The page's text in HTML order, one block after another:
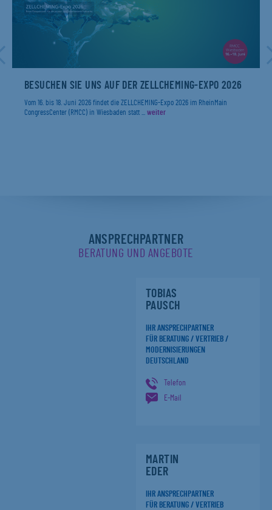
BESUCHEN SIE UNS AUF DER ZELLCHEMING-EXPO 2026
Vom 16. bis 18. Juni 2026 findet die ZELLCHEMING-Expo 2026 im RheinMain
CongressCenter (RMCC) in Wiesbaden statt ... weiter
ANSPRECHPARTNER
BERATUNG UND ANGEBOTE
TOBIAS
PAUSCH
IHR ANSPRECHPARTNER
FÜR BERATUNG / VERTRIEB /
MODERNISIERUNGEN
DEUTSCHLAND
Telefon
E-Mail
MARTIN
EDER
IHR ANSPRECHPARTNER
FÜR BERATUNG / VERTRIEB